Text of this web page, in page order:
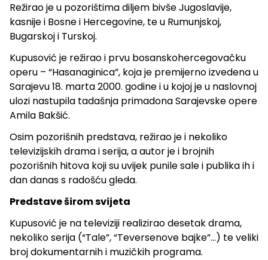
Režirao je u pozorištima diljem bivše Jugoslavije,
kasnije i Bosne i Hercegovine, te u Rumunjskoj,
Bugarskoj i Turskoj.
Kupusović je režirao i prvu bosanskohercegovačku
operu – “Hasanaginica”, koja je premijerno izvedena u
Sarajevu 18. marta 2000. godine i u kojoj je u naslovnoj
ulozi nastupila tadašnja primadona Sarajevske opere
Amila Bakšić.
Osim pozorišnih predstava, režirao je i nekoliko
televizijskih drama i serija, a autor je i brojnih
pozorišnih hitova koji su uvijek punile sale i publika ih i
dan danas s radošću gleda.
Predstave širom svijeta
Kupusović je na televiziji realizirao desetak drama,
nekoliko serija (“Tale”, “Teversenove bajke”…) te veliki
broj dokumentarnih i muzičkih programa.